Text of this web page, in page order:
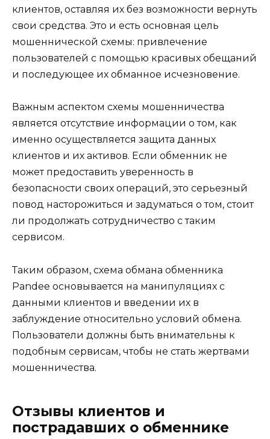
клиентов, оставляя их без возможности вернуть
свои средства. Это и есть основная цель
мошеннической схемы: привлечение
пользователей с помощью красивых обещаний
и последующее их обманное исчезновение.
Важным аспектом схемы мошенничества
является отсутствие информации о том, как
именно осуществляется защита данных
клиентов и их активов. Если обменник не
может предоставить уверенность в
безопасности своих операций, это серьезный
повод насторожиться и задуматься о том, стоит
ли продолжать сотрудничество с таким
сервисом.
Таким образом, схема обмана обменника
Pandee основывается на манипуляциях с
данными клиентов и введении их в
заблуждение относительно условий обмена.
Пользователи должны быть внимательны к
подобным сервисам, чтобы не стать жертвами
мошенничества.
Отзывы клиентов и
пострадавших о обменнике